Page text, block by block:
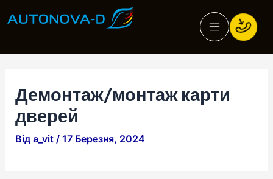
до
Демонтаж/монтаж карти
дверей
Відa_vit/17 Березня, 2024
по